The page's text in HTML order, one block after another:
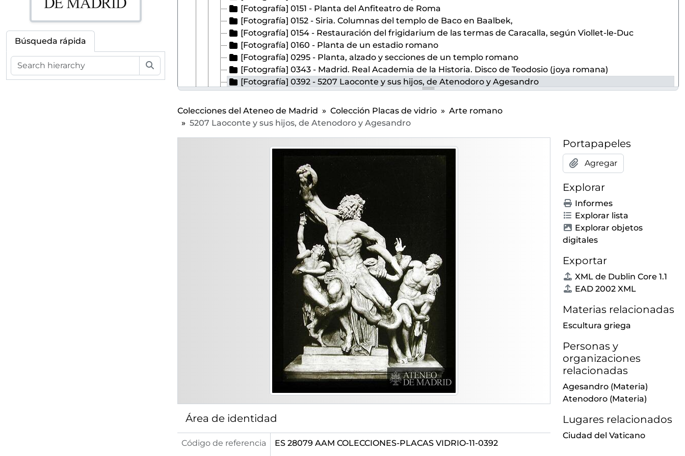
Búsqueda rápida
[Fotografía] 0151 - Planta del Anfiteatro de Roma
[Fotografía] 0152 - Siria. Columnas del templo de Baco en Baalbek,
[Fotografía] 0154 - Restauración del frigidarium de las termas de Caracalla, según Viollet-le-Duc
[Fotografía] 0160 - Planta de un estadio romano
[Fotografía] 0295 - Planta, alzado y secciones de un templo romano
[Fotografía] 0343 - Madrid. Real Academia de la Historia. Disco de Teodosio (joya romana)
[Fotografía] 0392 - 5207 Laoconte y sus hijos, de Atenodoro y Agesandro
[Fotografía] 0448 - 10758. Nimes. Puente de Gard
[Fotografía] 0504 - 5594. Roma. Musei del Vaticano. Fidias: Amazona Mattei
[Fotografía] 0540 - 9. Busto de una mujer
[Fotografía] 0609 - Plantas, sección y detalles del Anfiteatro de Itálica (Sevilla).
[Fotografía] 0755 - Alcudia (Mallorca). Anfiteatro romano con hombre sentado en las gradas
[Fotografía] 0797 - 17. Vich. Fachada anterior de un templo romano (restos del Castillo de Moncada)
[Fotografía] 0803 - 410. El puente del Diablo o Acueducto romano de las Ferreras de Tarragona.
1027 - Planta de una casa romana
1199 - 411. Arco de Bará (Tarragona)
1230 - 1237.Torre romana de Tarragona.
1239 - 297. Templo romano del puente con el ara de los sacrificios de Alcántara (Cáceres).
1285 - Sagunto (Valencia). Planta del Circo
1318 - 296. Alcántara (Cáceres). Arco de triunfo del puente romano
1322 - Baena. Busto (frente y perfil)
1323 - 878. Córdoba. Museo Provincial. Cabeza en mármol representando a Cayo Calígula
1333 - Tres bustos
1336 - Museo de Barcelona. Escultura sin cabeza
1343 - Asno de Sileno, bronce decorativo de mueble. Museo Arqueológico. Madrid
1356 - Museo de Tarragona. Bustos de Trajano, ¿Marco Aurelio? y (...)
1358 - Cabeza femenina procedente de Ampurias. Bronce. Barcelona, Colección Güell
1399 - Dibujo que reproduce una pintura de Pompeya
1400 - Dibujo que reproduce una pintura de Pompeya
1401 - Dibujo que reproduce una pintura de la Casa de las Vestales, en Pompeya
1425 - Panfilia (Turquía). Teatro de Aspendos
1520 - 5411. Roma. Apollon, Leto, Artemis und Nike, archaistisches Relief
1521 - 5412. Athena, archaistisch (Dresden) [Minerva de estilo arcaizante]. Albertinum, Dresde
1523 - 5426. Hera Barberini (Rom I)
Colecciones del Ateneo de Madrid Colección Placas de vidrio
Arte romano
5207 Laoconte y sus hijos, de Atenodoro y Agesandro
Área de identidad
Código de referencia ES 28079 AAM COLECCIONES-PLACAS VIDRIO-11-0392
Portapapeles
Agregar
Explorar
Informes
Explorar lista
Explorar objetos
digitales
Exportar
XML de Dublin Core 1.1
EAD 2002 XML
Materias relacionadas
Escultura griega
Personas y
organizaciones
relacionadas
Agesandro (Materia)
Atenodoro (Materia)
Lugares relacionados
Ciudad del Vaticano